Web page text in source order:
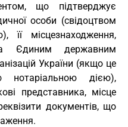
що підтверджує
особи (свідоцтвом
її місцезнаходження,
Єдиним державним
України (якщо це
нотаріальною дією),
представника, місце
документів, що